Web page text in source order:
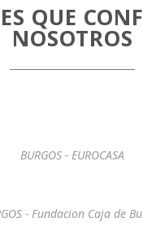
QUE
NOSOTROS
BURGOS - EUROCASA
- Fundacion Caja de